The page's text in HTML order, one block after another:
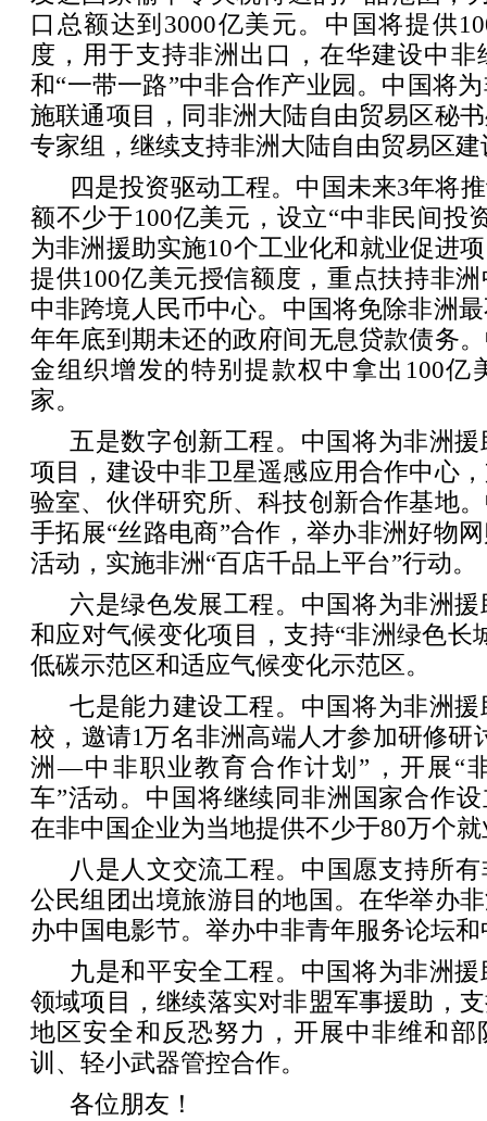
口总额达到3000亿美元。中国将提供
度，用于支持非洲出口，在华建设中
和“一带一路”中非合作产业园。中国将
施联通项目，同非洲大陆自由贸易区秘
专家组，继续支持非洲大陆自由贸易区建
四是投资驱动工程。中国未来3年将
额不少于100亿美元，设立“中非民间投
为非洲援助实施10个工业化和就业促进
提供100亿美元授信额度，重点扶持非
中非跨境人民币中心。中国将免除非洲
年年底到期未还的政府间无息贷款债务
金组织增发的特别提款权中拿出100亿
家。
五是数字创新工程。中国将为非洲
项目，建设中非卫星遥感应用合作中心
验室、伙伴研究所、科技创新合作基地
手拓展“丝路电商”合作，举办非洲好物
活动，实施非洲“百店千品上平台”行动。
六是绿色发展工程。中国将为非洲
和应对气候变化项目，支持“非洲绿色长
低碳示范区和适应气候变化示范区。
七是能力建设工程。中国将为非洲
校，邀请1万名非洲高端人才参加研修研
洲—中非职业教育合作计划”，开展“
车”活动。中国将继续同非洲国家合作
在非中国企业为当地提供不少于80万个
八是人文交流工程。中国愿支持所
公民组团出境旅游目的地国。在华举办
办中国电影节。举办中非青年服务论坛
九是和平安全工程。中国将为非洲
领域项目，继续落实对非盟军事援助，
地区安全和反恐努力，开展中非维和部
训、轻小武器管控合作。
各位朋友！